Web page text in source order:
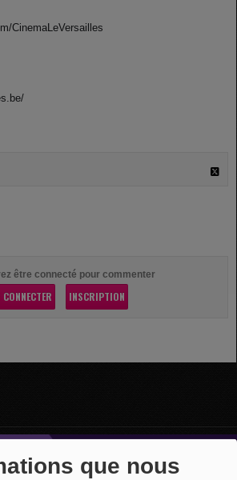
que nous
CinemaLeVersailles
être connecté pour commenter
CONNECTER INSCRIPTION